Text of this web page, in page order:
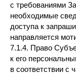
с требованиями
необходимые
доступа к
направляется
7.1.4. Право
к его
в соответствии с